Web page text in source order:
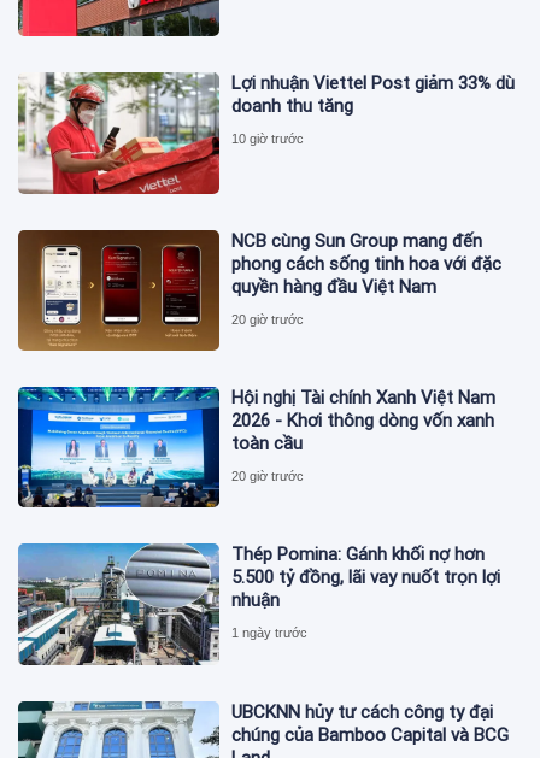
Lợi nhuận Viettel Post giảm 33% dù
doanh thu tăng
10 giờ trước
NCB cùng Sun Group mang đến
phong cách sống tinh hoa với đặc
quyền hàng đầu Việt Nam
20 giờ trước
Hội nghị Tài chính Xanh Việt Nam
2026 - Khơi thông dòng vốn xanh
toàn cầu
20 giờ trước
Thép Pomina: Gánh khối nợ hơn
5.500 tỷ đồng, lãi vay nuốt trọn lợi
nhuận
1 ngày trước
UBCKNN hủy tư cách công ty đại
chúng của Bamboo Capital và BCG